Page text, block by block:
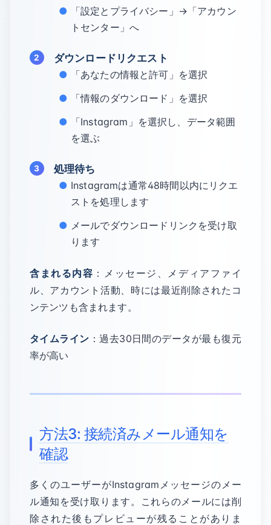
「設定とプライバシー」→「アカウン
トセンター」へ
ダウンロードリクエスト
「あなたの情報と許可」を選択
「情報のダウンロード」を選択
「Instagram」を選択し、データ範囲
を選ぶ
処理待ち
Instagramは通常48時間以内にリクエ
ストを処理します
メールでダウンロードリンクを受け取
ります
含まれる内容 ：メッセージ、メディアファイ
ル、アカウント活動、時には最近削除されたコ
ンテンツも含まれます。
タイムライン ：過去30日間のデータが最も復元
率が高い
方法3: 接続済みメール通知を
確認
多くのユーザーがInstagramメッセージのメー
ル通知を受け取ります。これらのメールには削
除された後もプレビューが残ることがありま